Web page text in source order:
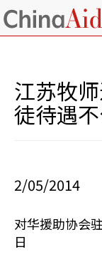
江苏牧
徒待遇
2/05/2014
对华援助协会
日